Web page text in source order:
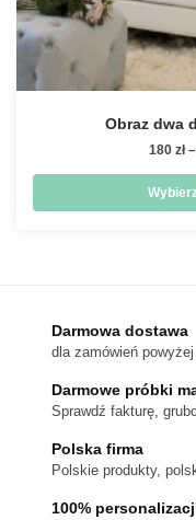
Obraz dwa
180 zł –
Darmowa dostawa
dla zamówień powyżej
Darmowe próbki
Sprawdź fakturę,
Polska firma
Polskie produkty,
100%